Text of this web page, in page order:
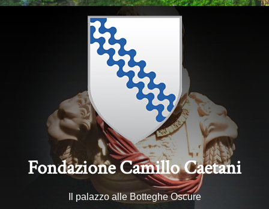
Fondazione Camillo Caetani
Il palazzo alle Botteghe Oscure